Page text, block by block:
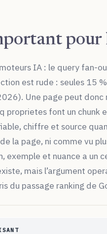
pour
IA : le query fan-
est rude : seules 15
Une page peut
proprietes font un
chiffre et source
la page, ni comme vu
exemple et nuance a un
mais l’argument
du passage ranking de